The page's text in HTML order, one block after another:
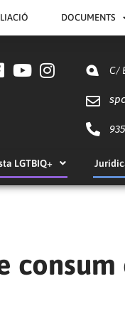
DOCUMENTS
C/
LGTBIQ+
consum